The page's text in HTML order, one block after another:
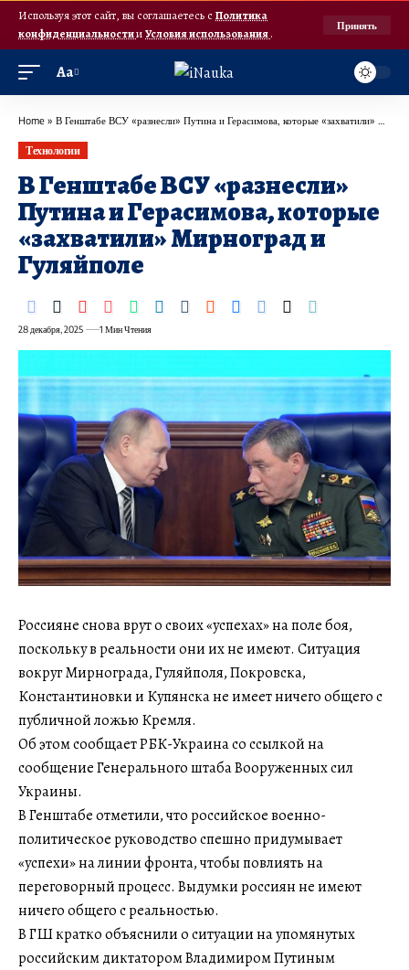
Используя этот сайт, вы соглашаетесь с Политика
конфиденциальностииУсловия использования.
Принять
Аа
Home » В Генштабе ВСУ «разнесли» Путина и Герасимова, которые «захватили» Мирноград и Гуляйполе
Технологии
В Генштабе ВСУ «разнесли»
Путина и Герасимова, которые
«захватили» Мирноград и
Гуляйполе
28 декабря, 2025 1 Мин Чтения
Россияне снова врут о своих «успехах» на поле боя,
поскольку в реальности они их не имеют. Ситуация
вокруг Мирнограда, Гуляйполя, Покровска,
Константиновки и Купянска не имеет ничего общего с
публичной ложью Кремля.
Об этом сообщает РБК-Украина со ссылкой на
сообщение Генерального штаба Вооруженных сил
Украины.
В Генштабе отметили, что российское военно-
политическое руководство спешно придумывает
«успехи» на линии фронта, чтобы повлиять на
переговорный процесс. Выдумки россиян не имеют
ничего общего с реальностью.
В ГШ кратко объяснили о ситуации на упомянутых
российским диктатором Владимиром Путиным